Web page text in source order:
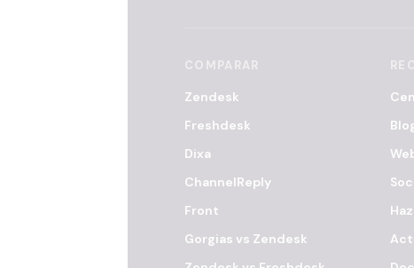
COMPARAR
Zendesk
Freshdesk
Dixa
ChannelReply
Front
Gorgias vs Zendesk